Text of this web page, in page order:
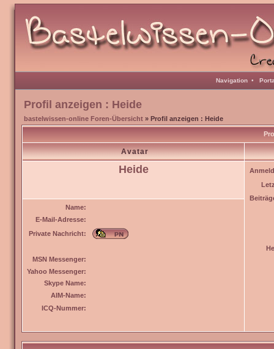
Navigation •
Profil anzeigen : Heide
bastelwissen-online Foren-Übersicht » Profil anzeigen : Heide
Avatar
Heide
Name:
E-Mail-Adresse:
Private Nachricht:
MSN Messenger:
Yahoo Messenger:
Skype Name:
AIM-Name:
ICQ-Nummer: